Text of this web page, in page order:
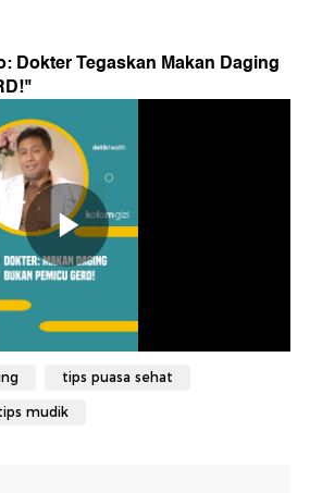
Dokter Tegaskan Makan Daging
"
tips puasa sehat
mudik